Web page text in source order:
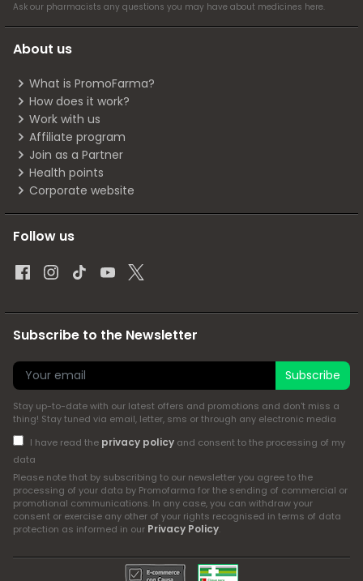
Ask our pharmacists any questions you may have about medicines here.
About us
What is PromoFarma?
How does it work?
Work with us
Affiliate program
Join as a Partner
Health points
Corporate website
Follow us
Subscribe to the Newsletter
Subscribe
Stay up-to-date with our latest offers and promotions and don't miss a
thing! Stay tuned via email, letter, sms or through any electronic media
I have read the privacy policyand consent to the processing of my
data
Please note that by subscribing to our newsletter you agree to the
processing of your data by Promofarma for the sending of commercial or
promotional communications. In any case, you can withdraw your
consent or exercise any other of your rights recognised in terms of data
protection as informed in our Privacy Policy.